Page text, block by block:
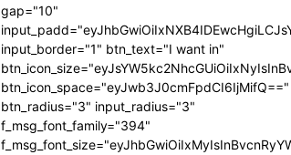
gap="10"
input_border="1" btn_text="I want in"
btn_icon_space="eyJwb3J0cmFpdCI6IjMifQ=="
btn_radius="3" input_radius="3"
f_msg_font_family="394"